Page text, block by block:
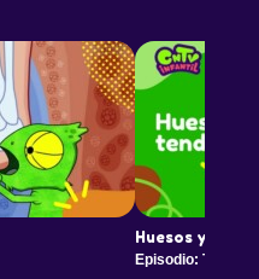
Huesos y
Episodio: T3E18